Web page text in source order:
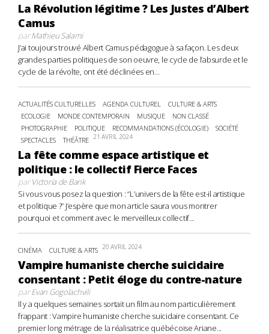
La Révolution légitime ? Les Justes d’Albert
Camus
parMathieu Salami
J’ai toujours trouvé Albert Camus pédagogue à sa façon. Les deux
grandes parties politiques de son oeuvre, le cycle de l’absurde et le
cycle de la révolte, ont été déclinées en...
ACTUALITÉS CULTURELLES AGENDA CULTUREL
CULTURE & ARTS
ECOLOGIE
MONDE CONTEMPORAIN MUSIQUE
NON CLASSÉ
PHOTOGRAPHIE
POLITIQUE RECOMMANDATIONS (ÉCOLOGIE)
SOCIÉTÉ
SPECTACLES
THÉÂTRE 21 AVRIL 2024
La fête comme espace artistique et
politique : le collectif Fierce Faces
parVictoria de Bank
Si vous vous posez la question : “L’univers de la fête est-il artistique
et politique ?” J’espère que mon article saura vous montrer
pourquoi et comment avec le merveilleux collectif...
CINÉMA CULTURE & ARTS 20 AVRIL 2024
Vampire humaniste cherche suicidaire
consentant : Petit éloge du contre-nature
parEvan Gogolachvili
Il y a quelques semaines sortait un film au nom particulièrement
frappant : Vampire humaniste cherche suicidaire consentant. Ce
premier long métrage de la réalisatrice québécoise Ariane...